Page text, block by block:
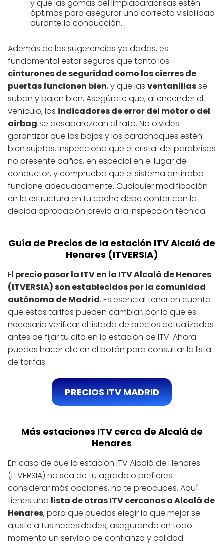
y que las gomas del limpiaparabrisas estén
óptimas para asegurar una correcta visibilidad
durante la conducción.
Además de las sugerencias ya dadas, es
fundamental estar seguros que tanto los
cinturones de seguridad como los cierres de
puertas funcionen bien, y que las ventanillasse
suban y bajen bien. Asegúrate que, al encender el
vehículo, los indicadores de error del motor o del
airbag se desaparezcan al rato. No olvides
garantizar que los bajos y los parachoques estén
bien sujetos. Inspecciona que el cristal del parabrisas
no presente daños, en especial en el lugar del
conductor, y comprueba que el sistema antirrobo
funcione adecuadamente. Cualquier modificación
en la estructura en tu coche debe contar con la
debida aprobación previa a la inspección técnica.
Guía de Precios de la estación ITV Alcalá de
Henares (ITVERSIA)
El precio pasar la ITV en la ITV Alcalá de Henares
(ITVERSIA) son establecidos por la comunidad
autónoma de Madrid. Es esencial tener en cuenta
que estas tarifas pueden cambiar, por lo que es
necesario verificar el listado de precios actualizados
antes de fijar tu cita en la estación de ITV. Ahora
puedes hacer clic en el botón para consultar la lista
de tarifas.
PRECIOS ITV MADRID
Más estaciones ITV cerca de Alcalá de
Henares
En caso de que la estación ITV Alcalá de Henares
(ITVERSIA) no sea de tu agrado o prefieres
considerar más opciones, no te preocupes. Aquí
tienes una lista de otras ITV cercanas a Alcalá de
Henares, para que puedas elegir la que mejor se
ajuste a tus necesidades, asegurando en todo
momento un servicio de confianza y calidad.